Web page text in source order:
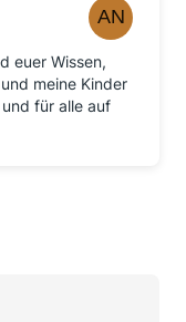
euer Wissen,
meine Kinder
für alle auf